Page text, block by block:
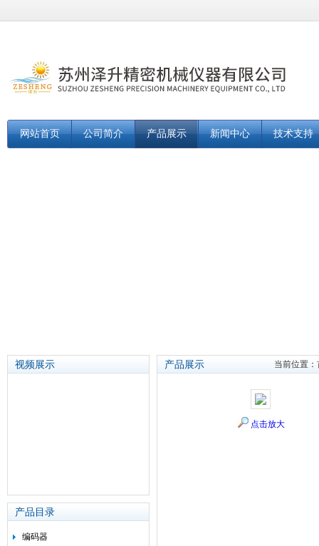
网站首页 公司简介 产品展示 新闻中心 技术支持
视频展示
产品目录
编码器
产品展示 当前位置：
点击放大